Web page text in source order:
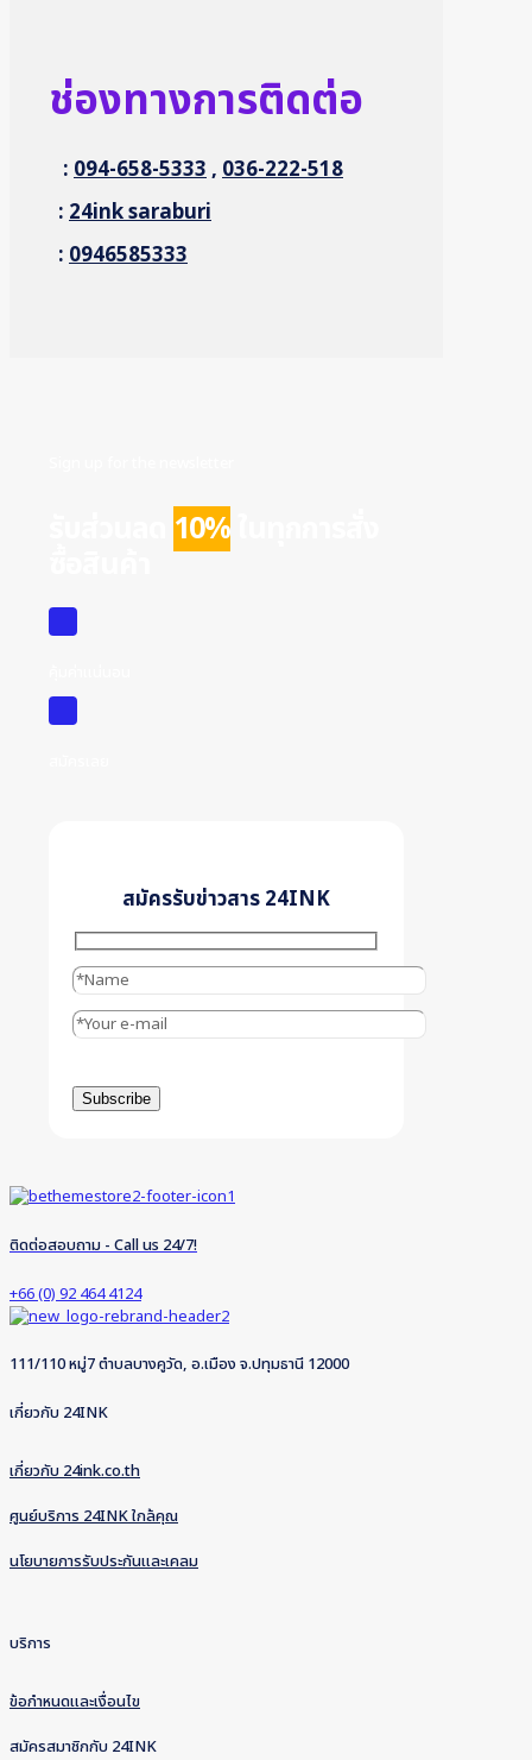
ช่องทางการติดต่อ
:094-658-5333,036-222-518
:24ink saraburi
:0946585333
10%
สมัครรับข่าวสาร 24INK
ติดต่อสอบถาม - Call us 24/7!
+66 (0) 92 464 4124
111/110 หมู่7 ตำบลบางคูวัด, อ.เมือง จ.ปทุมธานี 12000
เกี่ยวกับ 24INK
เกี่ยวกับ 24ink.co.th
ศูนย์บริการ 24INK ใกล้คุณ
นโยบายการรับประกันและเคลม
บริการ
ข้อกำหนดและเงื่อนไข
สมัครสมาชิกกับ 24INK